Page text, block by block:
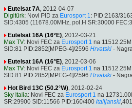
Eutelsat 7A, 2012-04-07
Digitürk: Novi PID za Eurosport 1: PID:2163/
SID:4305 (11678.00MHz, pol.H SR:30000
Eutelsat 16A (16°E), 2012-03-21
Max TV: Novi FEC za Eurosport 1 na
SID:81 PID:2852[MPEG-4]/2596 Hrvatski -
Eutelsat 16A (16°E), 2012-03-06
Max TV: Novi FEC za Eurosport 1 na
SID:81 PID:2852[MPEG-4]/2596 Hrvatski -
Hot Bird 13C (50.2°W), 2012-02-24
Sky Italia: Novi FEC za Eurosport 1 na
SR:29900 SID:11566 PID:160/400 Italijanski,401